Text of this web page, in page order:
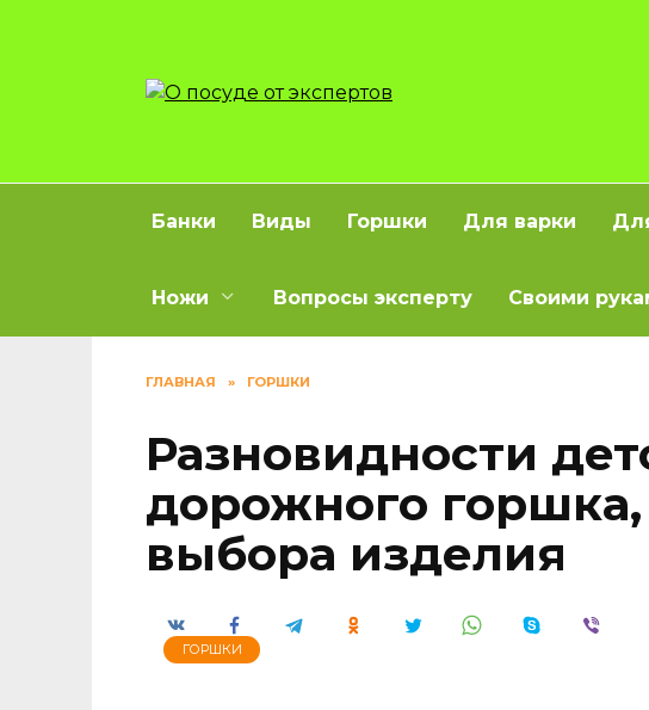
Банки Виды Горшки Для варки
Ножи Вопросы эксперту Своими
ГЛАВНАЯ » ГОРШКИ
Разновидности
дорожного
выбора изделия
ГОРШКИ